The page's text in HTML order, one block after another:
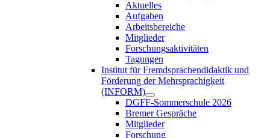
Aktuelles
Aufgaben
Arbeitsbereiche
Mitglieder
Forschungsaktivitäten
Tagungen
Institut für Fremdsprachendidaktik und
Förderung der Mehrsprachigkeit
(INFORM)
DGFF-Sommerschule 2026
Bremer Gespräche
Mitglieder
Forschung